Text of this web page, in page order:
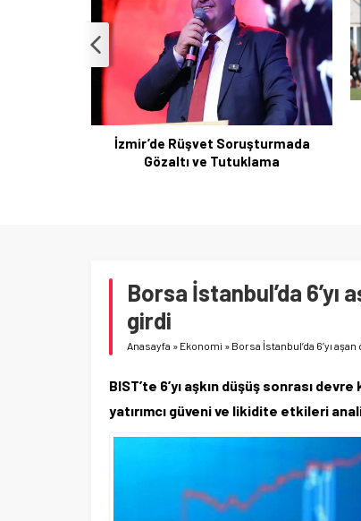
Sivasspor Esenler Erokspor
hazırlıkları tamamlandı
Borsa İstanbul’da
girdi
Anasayfa » Ekonomi » Borsa İstanbul’da 6’yı
BIST’te 6’yı aşkın düşüş sonrası
yatırımcı güveni ve likidite etkileri